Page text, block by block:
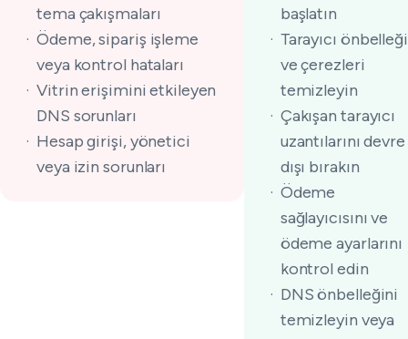
tema çakışmaları
Ödeme, sipariş işleme
veya kontrol hataları
Vitrin erişimini etkileyen
DNS sorunları
Hesap girişi, yönetici
veya izin sorunları
başlatın
Tarayıcı
ve çerezleri
temizleyin
Çakışan tarayıcı
uzantılarını devre
dışı bırakın
Ödeme
sağlayıcısını ve
ödeme ayarlarını
kontrol edin
DNS önbelleğini
temizleyin veya